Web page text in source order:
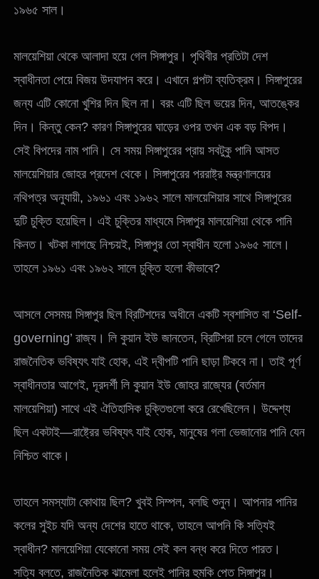
১৯৬৫ সাল।
মালয়েশিয়া থেকে আলাদা হয়ে গেল সিঙ্গাপুর। পৃথিবীর প্রতিটা দেশ
স্বাধীনতা পেয়ে বিজয় উদযাপন করে। এখানে গল্পটা ব্যতিক্রম। সিঙ্গাপুরের
জন্য এটি কোনো খুশির দিন ছিল না। বরং এটি ছিল ভয়ের দিন, আতঙ্কের
দিন। কিন্তু কেন? কারণ সিঙ্গাপুরের ঘাড়ের ওপর তখন এক বড় বিপদ।
সেই বিপদের নাম পানি। সে সময় সিঙ্গাপুরের প্রায় সবটুকু পানি আসত
মালয়েশিয়ার জোহর প্রদেশ থেকে। সিঙ্গাপুরের পররাষ্ট্র মন্ত্রণালয়ের
নথিপত্র অনুযায়ী, ১৯৬১ এবং ১৯৬২ সালে মালয়েশিয়ার সাথে সিঙ্গাপুরের
দুটি চুক্তি হয়েছিল। এই চুক্তির মাধ্যমে সিঙ্গাপুর মালয়েশিয়া থেকে পানি
কিনত। খটকা লাগছে নিশ্চয়ই, সিঙ্গাপুর তো স্বাধীন হলো ১৯৬৫ সালে।
তাহলে ১৯৬১ এবং ১৯৬২ সালে চুক্তি হলো কীভাবে?
আসলে সেসময় সিঙ্গাপুর ছিল ব্রিটিশদের অধীনে একটি স্বশাসিত বা ‘Self-
governing’ রাজ্য। লি কুয়ান ইউ জানতেন, ব্রিটিশরা চলে গেলে তাদের
রাজনৈতিক ভবিষ্যৎ যাই হোক, এই দ্বীপটি পানি ছাড়া টিকবে না। তাই পূর্ণ
স্বাধীনতার আগেই, দূরদর্শী লি কুয়ান ইউ জোহর রাজ্যের (বর্তমান
মালয়েশিয়া) সাথে এই ঐতিহাসিক চুক্তিগুলো করে রেখেছিলেন। উদ্দেশ্য
ছিল একটাই—রাষ্ট্রের ভবিষ্যৎ যাই হোক, মানুষের গলা ভেজানোর পানি যেন
নিশ্চিত থাকে।
তাহলে সমস্যাটা কোথায় ছিল? খুবই সিম্পল, বলছি শুনুন। আপনার পানির
কলের সুইচ যদি অন্য দেশের হাতে থাকে, তাহলে আপনি কি সত্যিই
স্বাধীন? মালয়েশিয়া যেকোনো সময় সেই কল বন্ধ করে দিতে পারত।
সত্যি বলতে, রাজনৈতিক ঝামেলা হলেই পানির হুমকি পেত সিঙ্গাপুর।